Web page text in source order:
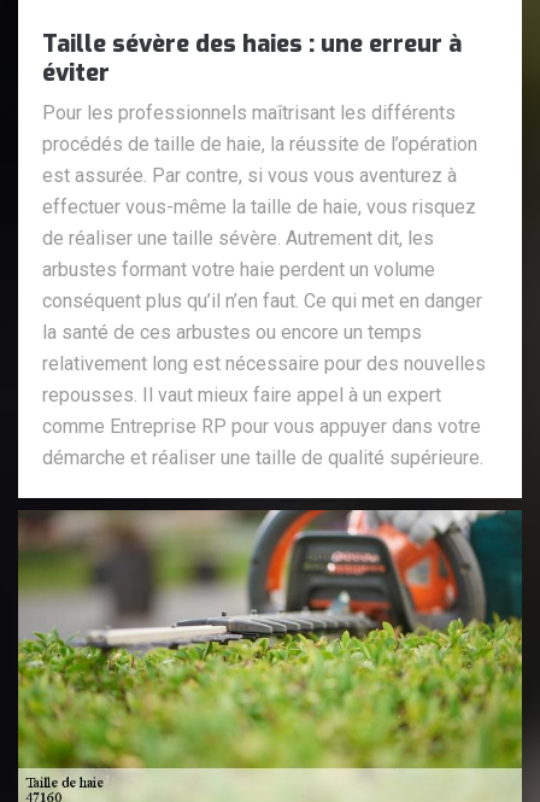
Taille sévère des haies : une erreur à
éviter
Pour les professionnels maîtrisant les différents
procédés de taille de haie, la réussite de l’opération
est assurée. Par contre, si vous vous aventurez à
effectuer vous-même la taille de haie, vous risquez
de réaliser une taille sévère. Autrement dit, les
arbustes formant votre haie perdent un volume
conséquent plus qu’il n’en faut. Ce qui met en danger
la santé de ces arbustes ou encore un temps
relativement long est nécessaire pour des nouvelles
repousses. Il vaut mieux faire appel à un expert
comme Entreprise RP pour vous appuyer dans votre
démarche et réaliser une taille de qualité supérieure.